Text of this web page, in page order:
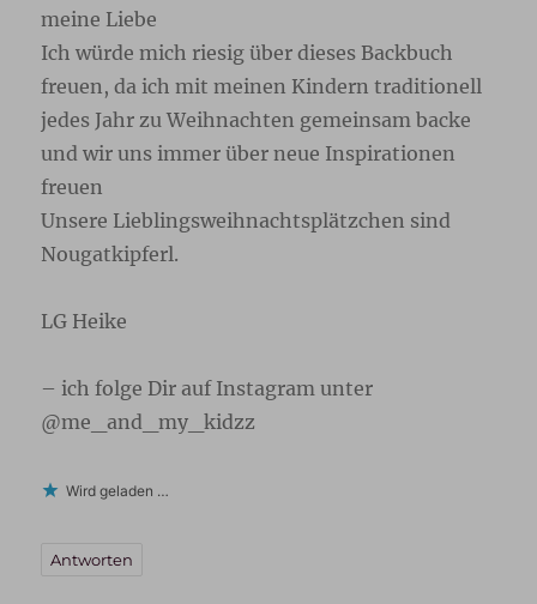
meine Liebe
Ich würde mich riesig über dieses Backbuch
freuen, da ich mit meinen Kindern traditionell
jedes Jahr zu Weihnachten gemeinsam backe
und wir uns immer über neue Inspirationen
freuen
Unsere Lieblingsweihnachtsplätzchen sind
Nougatkipferl.
LG Heike
– ich folge Dir auf Instagram unter
@me_and_my_kidzz
Wird geladen …
Antworten